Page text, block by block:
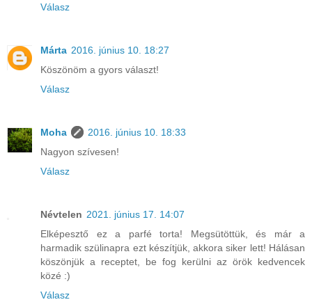
Válasz
Márta 2016. június 10. 18:27
Köszönöm a gyors választ!
Válasz
Moha
2016. június 10. 18:33
Nagyon szívesen!
Válasz
Névtelen 2021. június 17. 14:07
Elképesztő ez a parfé torta! Megsütöttük, és már a
harmadik szülinapra ezt készítjük, akkora siker lett! Hálásan
köszönjük a receptet, be fog kerülni az örök kedvencek
közé :)
Válasz